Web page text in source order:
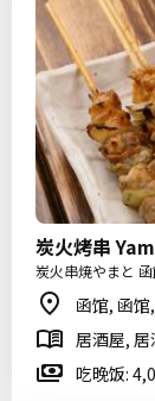
炭火烤串
炭火串焼やまと
函馆, 函
居酒屋,
吃晚饭: